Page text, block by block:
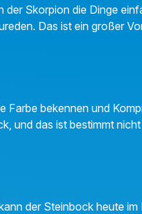
der Skorpion die Dinge
Das ist ein großer
Farbe bekennen und
und das ist bestimmt
der Steinbock heute